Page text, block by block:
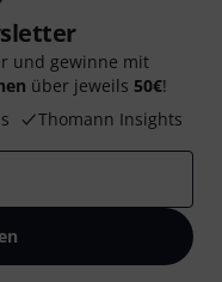
und gewinne mit
über jeweils 50€!
Thomann Insights